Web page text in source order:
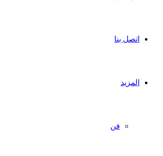
اتصل بنا
المزيد
فن